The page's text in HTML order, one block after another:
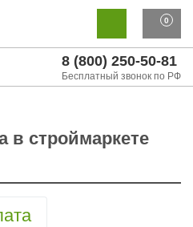
0
8 (800) 250-50-81
Бесплатный звонок по РФ
в строймаркете